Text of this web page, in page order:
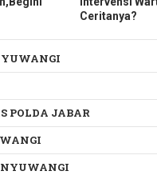
Ceritanya?
POLDA JABAR